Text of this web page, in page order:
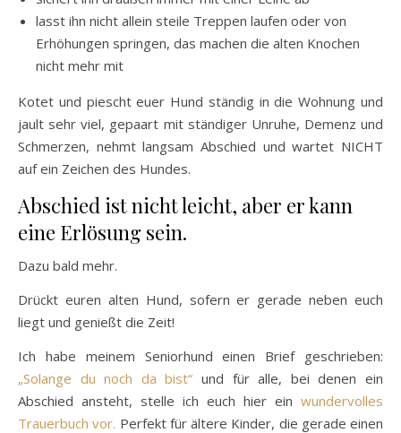
lasst ihn nicht allein steile Treppen laufen oder von
Erhöhungen springen, das machen die alten Knochen
nicht mehr mit
Kotet und piescht euer Hund ständig in die Wohnung und
jault sehr viel, gepaart mit ständiger Unruhe, Demenz und
Schmerzen, nehmt langsam Abschied und wartet NICHT
auf ein Zeichen des Hundes.
Abschied ist nicht leicht, aber er kann
eine Erlösung sein.
Dazu bald mehr.
Drückt euren alten Hund, sofern er gerade neben euch
liegt und genießt die Zeit!
Ich habe meinem Seniorhund einen Brief geschrieben:
„Solange du noch da bist“ und für alle, bei denen ein
Abschied ansteht, stelle ich euch hier ein wundervolles
Trauerbuch vor. Perfekt für ältere Kinder, die gerade einen